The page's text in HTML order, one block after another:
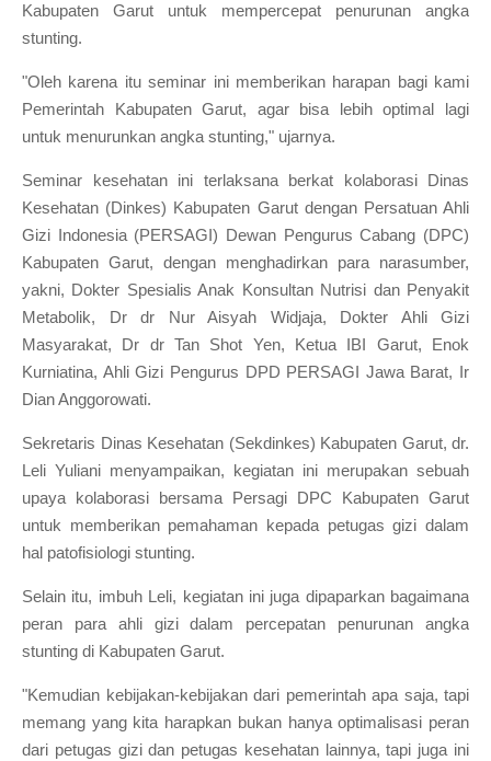
Kabupaten Garut untuk mempercepat penurunan angka
stunting.
"Oleh karena itu seminar ini memberikan harapan bagi kami
Pemerintah Kabupaten Garut, agar bisa lebih optimal lagi
untuk menurunkan angka stunting," ujarnya.
Seminar kesehatan ini terlaksana berkat kolaborasi Dinas
Kesehatan (Dinkes) Kabupaten Garut dengan Persatuan Ahli
Gizi Indonesia (PERSAGI) Dewan Pengurus Cabang (DPC)
Kabupaten Garut, dengan menghadirkan para narasumber,
yakni, Dokter Spesialis Anak Konsultan Nutrisi dan Penyakit
Metabolik, Dr dr Nur Aisyah Widjaja, Dokter Ahli Gizi
Masyarakat, Dr dr Tan Shot Yen, Ketua IBI Garut, Enok
Kurniatina, Ahli Gizi Pengurus DPD PERSAGI Jawa Barat, Ir
Dian Anggorowati.
Sekretaris Dinas Kesehatan (Sekdinkes) Kabupaten Garut, dr.
Leli Yuliani menyampaikan, kegiatan ini merupakan sebuah
upaya kolaborasi bersama Persagi DPC Kabupaten Garut
untuk memberikan pemahaman kepada petugas gizi dalam
hal patofisiologi stunting.
Selain itu, imbuh Leli, kegiatan ini juga dipaparkan bagaimana
peran para ahli gizi dalam percepatan penurunan angka
stunting di Kabupaten Garut.
"Kemudian kebijakan-kebijakan dari pemerintah apa saja, tapi
memang yang kita harapkan bukan hanya optimalisasi peran
dari petugas gizi dan petugas kesehatan lainnya, tapi juga ini